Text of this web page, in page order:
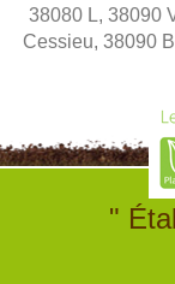
38080 L, 38090
Cessieu, 38090
"